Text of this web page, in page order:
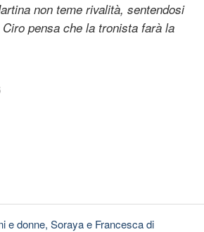
non teme rivalità, sentendosi
pensa che la tronista farà la
e donne, Soraya e Francesca di